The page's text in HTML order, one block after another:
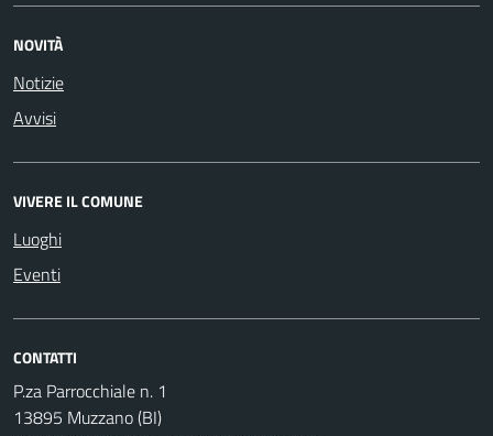
NOVITÀ
Notizie
Avvisi
VIVERE IL COMUNE
Luoghi
Eventi
CONTATTI
P.za Parrocchiale n. 1
13895 Muzzano (BI)